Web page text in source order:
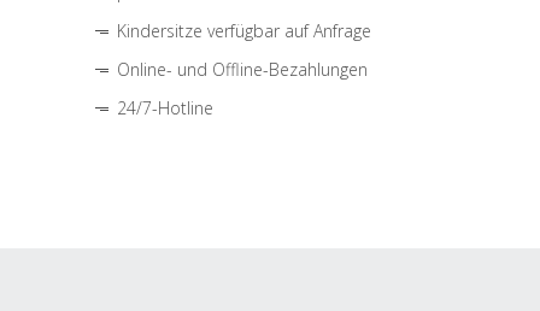
Kindersitze verfügbar auf Anfrage
Online- und Offline-Bezahlungen
24/7-Hotline